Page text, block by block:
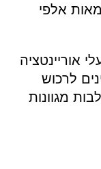
אלפי
אוריינטציה
לרכוש
מגוונות